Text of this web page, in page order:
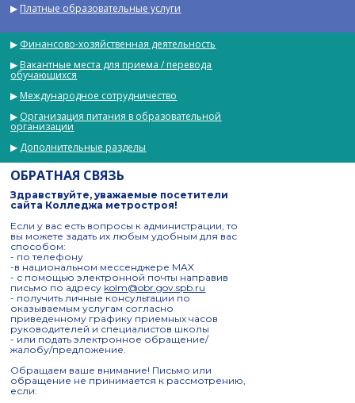
▶ Финансово-хозяйственная деятельность
▶ Вакантные места для приема / перевода
обучающихся
▶ Международное сотрудничество
▶ Организация питания в образовательной
организации
▶ Дополнительные разделы
▶ Платные образовательные услуги
ОБРАТНАЯ СВЯЗЬ
Здравствуйте, уважаемые посетители
сайта Колледжа метростроя!
Если у вас есть вопросы к администрации, то
вы можете задать их любым удобным для вас
способом:
- по телефону
-в национальном мессенджере MAX
- с помощью электронной почты направив
письмо по адресу kolm@obr.gov.spb.ru
- получить личные консультации по
оказываемым услугам согласно
приведенному графику приемных часов
руководителей и специалистов школы
- или подать электронное обращение/
жалобу/предложение.
Обращаем ваше внимание! Письмо или
обращение не принимается к рассмотрению,
если: